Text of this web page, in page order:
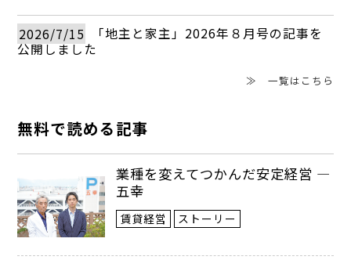
2026/7/15
「地主と家主」2026年８月号の記事を
公開しました
≫ 一覧はこちら
無料で読める記事
業種を変えてつかんだ安定経営 ―
五幸
賃貸経営 ストーリー